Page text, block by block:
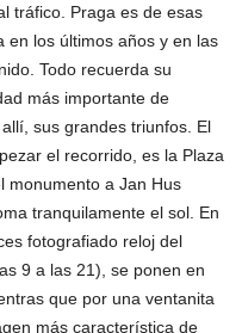
tráfico. Praga es de esas
en los últimos años y en las
Todo recuerda su
más importante de
sus grandes triunfos. El
el recorrido, es la Plaza
monumento a Jan Hus
tranquilamente el sol. En
fotografiado reloj del
9 a las 21), se ponen en
que por una ventanita
más característica de